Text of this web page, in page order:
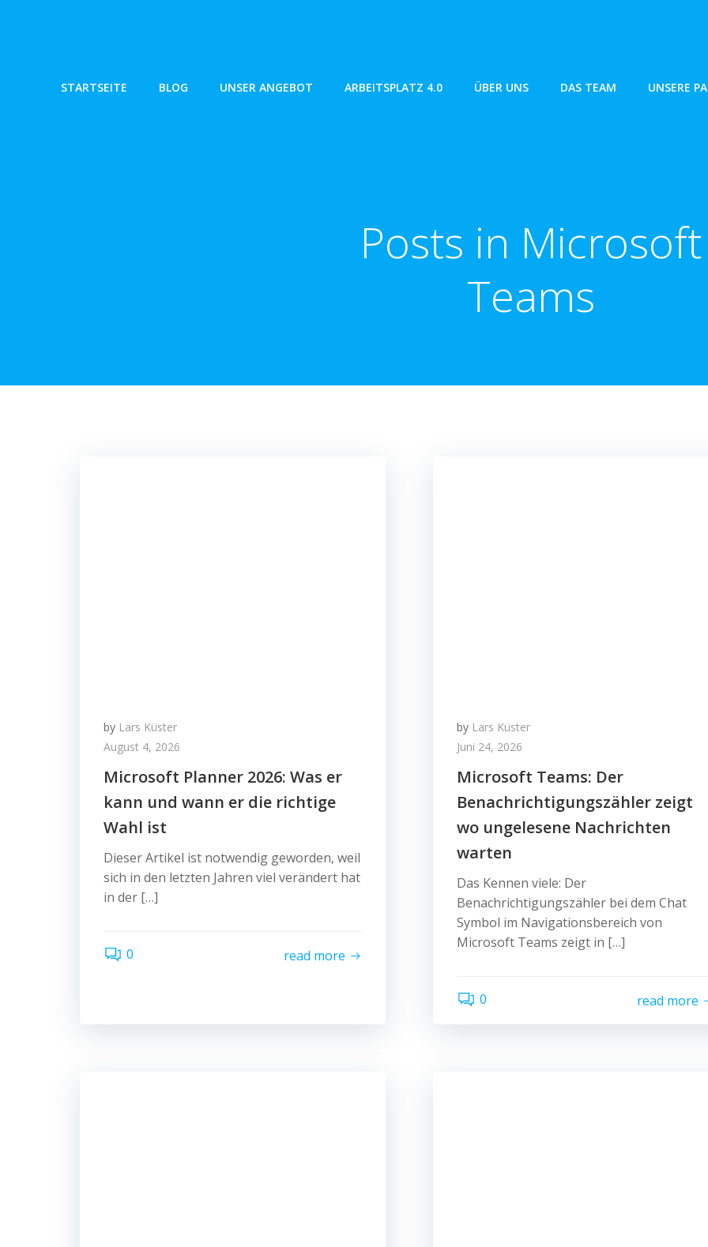
STARTSEITE BLOG UNSER ANGEBOT ARBEITSPLATZ 4.0 ÜBER UNS DAS TEAM UNSERE
Posts in Microsoft
Teams
by Lars Küster
August 4, 2026
Microsoft Planner 2026: Was er
kann und wann er die richtige
Wahl ist
Dieser Artikel ist notwendig geworden, weil
sich in den letzten Jahren viel verändert hat
in der […]
0 read more
by Lars Küster
Juni 24, 2026
Microsoft Teams: Der
Benachrichtigungszähler zeigt
wo ungelesene Nachrichten
warten
Das Kennen viele: Der
Benachrichtigungszähler bei dem Chat
Symbol im Navigationsbereich von
Microsoft Teams zeigt in […]
0 read more